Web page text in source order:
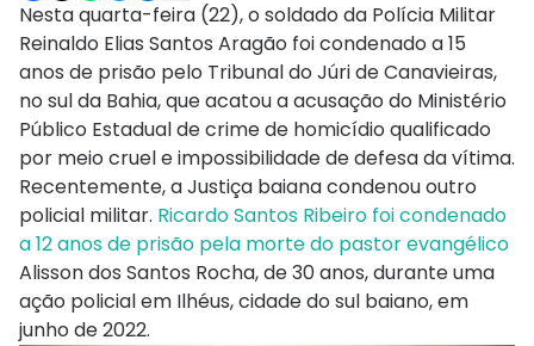
Nesta quarta-feira (22), o soldado da Polícia Militar
Reinaldo Elias Santos Aragão foi condenado a 15
anos de prisão pelo Tribunal do Júri de Canavieiras,
no sul da Bahia, que acatou a acusação do Ministério
Público Estadual de crime de homicídio qualificado
por meio cruel e impossibilidade de defesa da vítima.
Recentemente, a Justiça baiana condenou outro
policial militar. Ricardo Santos Ribeiro foi condenado
a 12 anos de prisão pela morte do pastor evangélico
Alisson dos Santos Rocha, de 30 anos, durante uma
ação policial em Ilhéus, cidade do sul baiano, em
junho de 2022.